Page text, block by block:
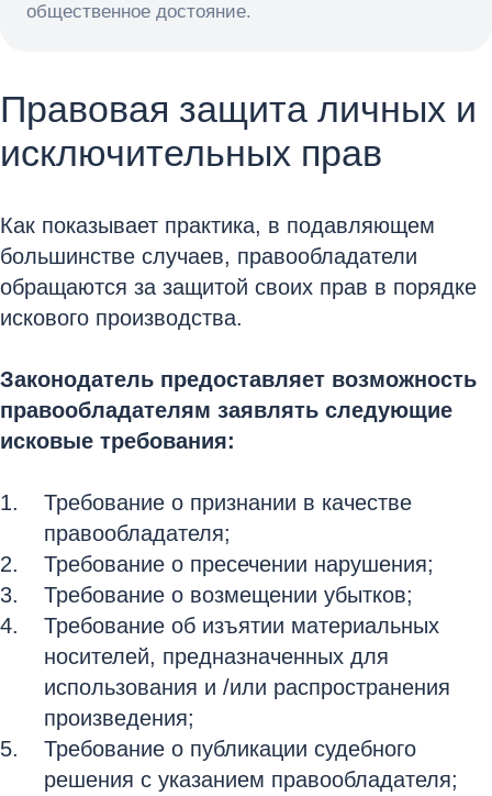
общественное достояние.
Правовая защита личных и
исключительных прав
Как показывает практика, в подавляющем
большинстве случаев, правообладатели
обращаются за защитой своих прав в порядке
искового производства.
Законодатель предоставляет возможность
правообладателям заявлять следующие
исковые требования:
Требование о признании в качестве
правообладателя;
Требование о пресечении нарушения;
Требование о возмещении убытков;
Требование об изъятии материальных
носителей, предназначенных для
использования и /или распространения
произведения;
Требование о публикации судебного
решения с указанием правообладателя;